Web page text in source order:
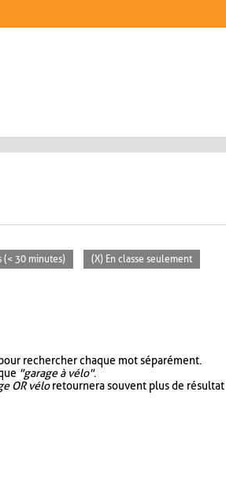
(< 30 minutes) (X) En classe seulement
rechercher chaque mot séparément.
"garage à vélo".
OR véloretournera souvent plus de résultat